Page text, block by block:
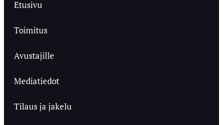
Etusivu
Toimitus
Avustajille
Mediatiedot
Tilaus ja jakelu